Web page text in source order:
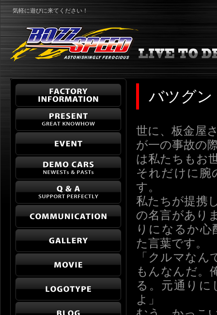
気軽に遊びに来てください！
バツグン
世に、板金屋
が一の事故の
は私たちもお
それだけに腕
す。
私たちが提携
の名言があり
りになるか
た言葉です。
「クルマな
もんなんだ。
る。元通り
よ」